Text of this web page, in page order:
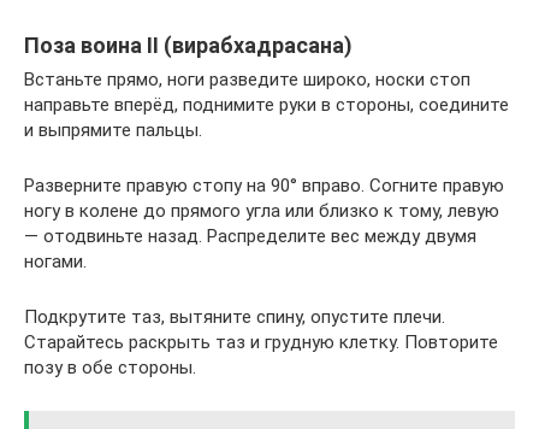
Поза воина II (вирабхадрасана)
Встаньте прямо, ноги разведите широко, носки стоп
направьте вперёд, поднимите руки в стороны, соедините
и выпрямите пальцы.
Разверните правую стопу на 90° вправо. Согните правую
ногу в колене до прямого угла или близко к тому, левую
— отодвиньте назад. Распределите вес между двумя
ногами.
Подкрутите таз, вытяните спину, опустите плечи.
Старайтесь раскрыть таз и грудную клетку. Повторите
позу в обе стороны.